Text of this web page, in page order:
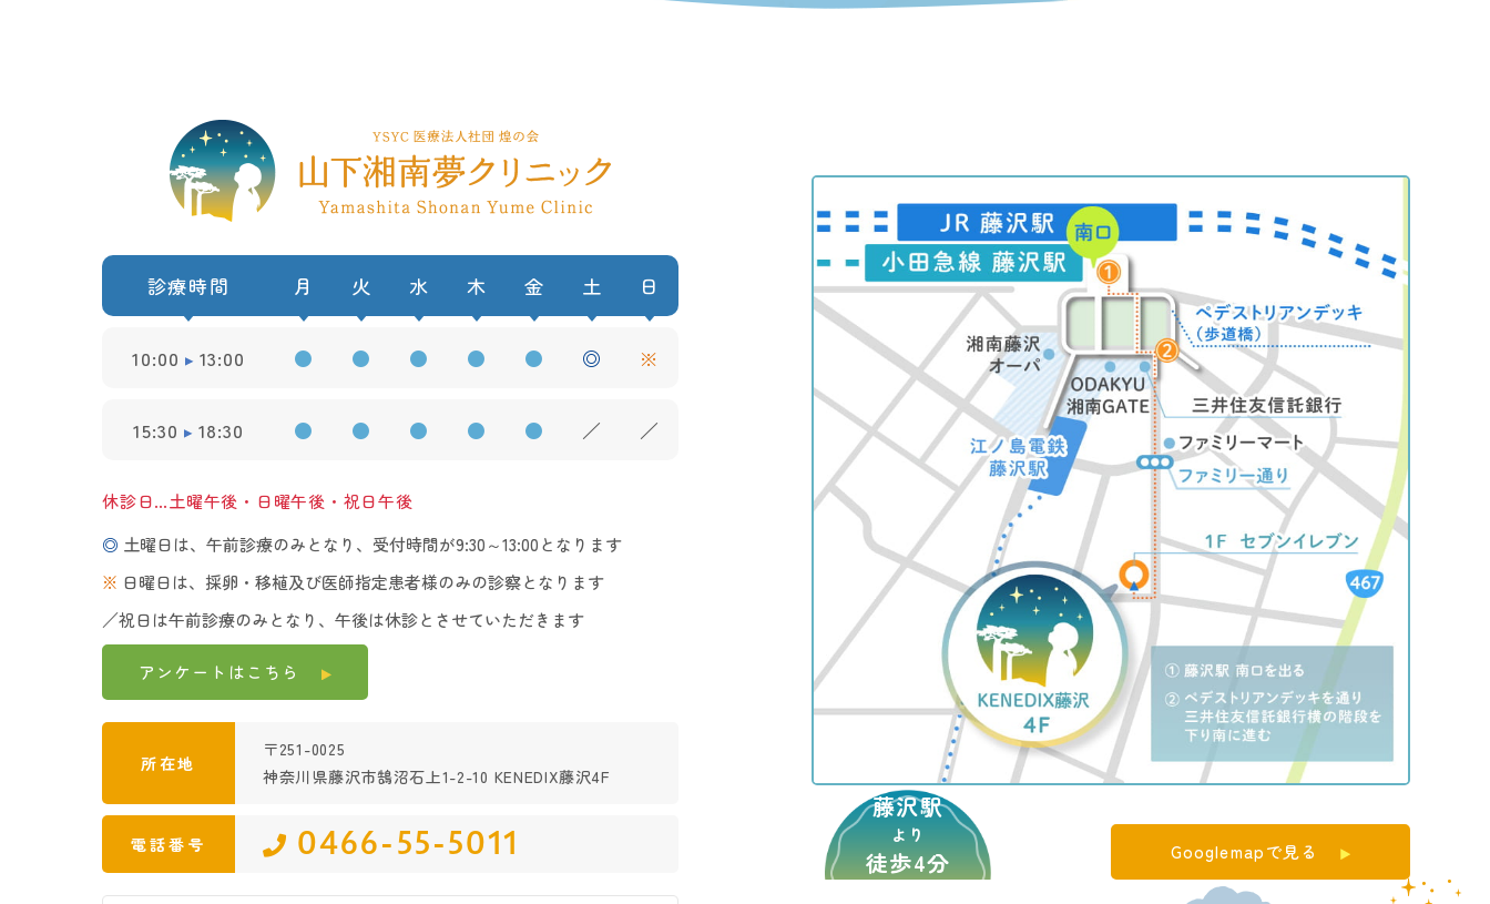
診療時間 月 火 水 木 金 土 日
10:00 13:00 ● ● ● ● ● ◎ ※
15:30 18:30 ● ● ● ● ● ／ ／
休診日…土曜午後・日曜午後・祝日午後
◎ 土曜日は、午前診療のみとなり、受付時間が9:30～13:00となります
※ 日曜日は、採卵・移植及び医師指定患者様のみの診察となります
／祝日は午前診療のみとなり、午後は休診とさせていただきます
アンケートは こちら
所在地
〒251-0025
神奈川県藤沢市鵠沼石上1-2-10 KENEDIX藤沢4F
電話番号 0466-55-5011
藤沢駅
より
徒歩4分 Googlemapで見る